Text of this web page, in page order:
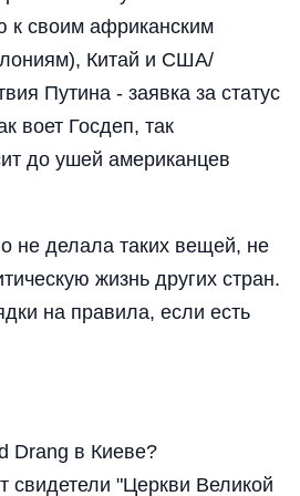
к своим африканским
Китай и США/
Путина - заявка за статус
воет Госдеп, так
до ушей американцев
не делала таких вещей, не
жизнь других стран.
на правила, если есть
Drang в Киеве?
свидетели "Церкви Великой